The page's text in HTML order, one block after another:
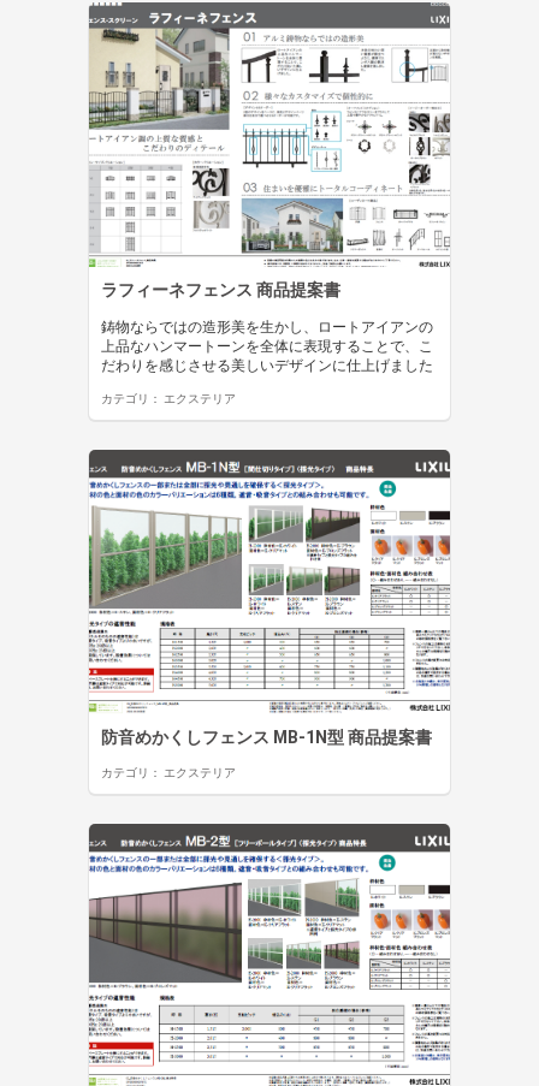
ラフィーネフェンス 商品提案書
鋳物ならではの造形美を生かし、ロートアイアンの
上品なハンマートーンを全体に表現することで、こ
だわりを感じさせる美しいデザインに仕上げました
カテゴリ： エクステリア
防音めかくしフェンス MB-1N型 商品提案書
カテゴリ： エクステリア